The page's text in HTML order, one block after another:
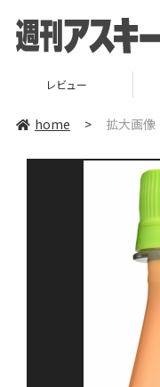
レビュー
home > 拡大画像